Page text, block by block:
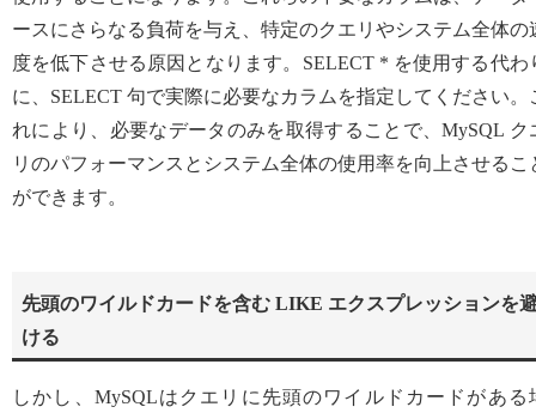
ースにさらなる負荷を与え、特定のクエリやシステム全体の
度を低下させる原因となります。SELECT * を使用する代わ
に、SELECT 句で実際に必要なカラムを指定してください。
れにより、必要なデータのみを取得することで、MySQL ク
リのパフォーマンスとシステム全体の使用率を向上させるこ
ができます。
先頭のワイルドカードを含む LIKE エクスプレッションを
ける
しかし、MySQLはクエリに先頭のワイルドカードがある